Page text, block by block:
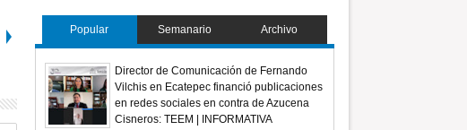
Popular Semanario Archivo
Director de Comunicación de Fernando
Vilchis en Ecatepec financió publicaciones
en redes sociales en contra de Azucena
Cisneros: TEEM | INFORMATIVA